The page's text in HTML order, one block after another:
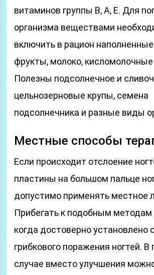
витаминов группы В, А, Е. Для
организма веществами
включить в рацион
фрукты, молоко,
Полезны подсолнечное и
цельнозерновые крупы, семена
подсолнечника и разные виды
Местные способы
Если происходит отслоение
пластины на большом пальце
допустимо применять местное
Прибегать к подобным методам
когда достоверно установлено
грибкового поражения ногтей.
случае вместо улучшения